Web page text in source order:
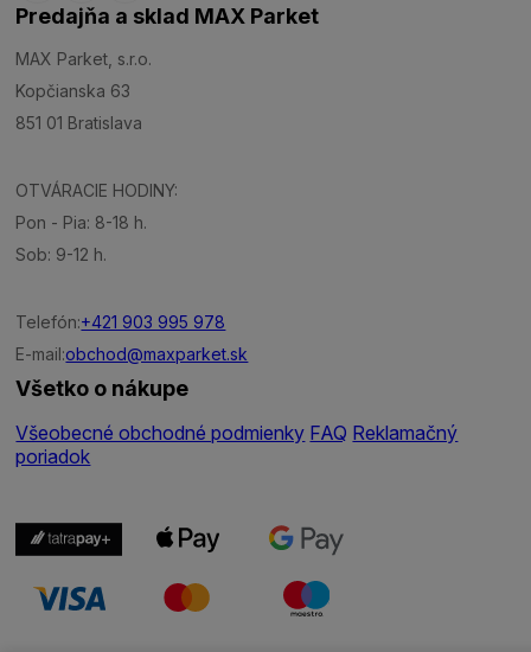
Predajňa a sklad MAX Parket
MAX Parket, s.r.o.
Kopčianska 63
851 01 Bratislava
OTVÁRACIE HODINY:
Pon - Pia: 8-18 h.
Sob: 9-12 h.
Telefón:+421 903 995 978
E-mail:obchod@maxparket.sk
Všetko o nákupe
Všeobecné obchodné podmienky FAQ Reklamačný
poriadok